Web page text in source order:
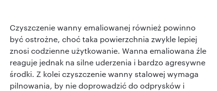
Czyszczenie wanny emaliowanej również powinno
być ostrożne, choć taka powierzchnia zwykle lepiej
znosi codzienne użytkowanie. Wanna emaliowana źle
reaguje jednak na silne uderzenia i bardzo agresywne
środki. Z kolei czyszczenie wanny stalowej wymaga
pilnowania, by nie doprowadzić do odprysków i